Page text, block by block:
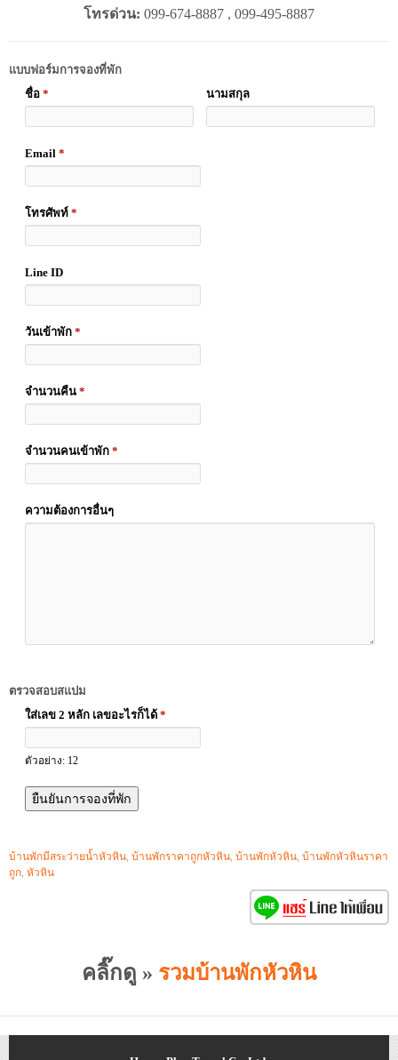
โทรด่วน: 099-674-8887 , 099-495-8887
แบบฟอร์มการจองที่พัก
ชื่อ * นามสกุล
Email *
โทรศัพท์ *
Line ID
วันเข้าพัก *
จำนวนคืน *
จำนวนคนเข้าพัก *
ความต้องการอื่นๆ
ตรวจสอบสแปม
ใส่เลข 2 หลัก เลขอะไรก็ได้ *
ตัวอย่าง: 12
บ้านพักมีสระว่ายน้ำหัวหิน, บ้านพักราคาถูกหัวหิน, บ้านพักหัวหิน, บ้านพักหัวหินราคา
ถูก, หัวหิน
คลิ๊กดู » รวมบ้านพักหัวหิน